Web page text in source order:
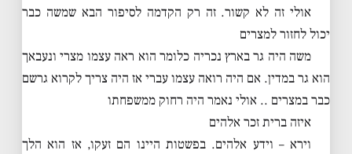
אולי זה לא קשור. זה רק הקדמה לסיפור הבא שמשה כבר
יכול לחזור למצרים
משה היה גר בארץ נכריה כלומר הוא ראה עצמו מצרי ונעבאך
הוא גר במדין. אם היה רואה עצמו עברי אז היה צריך לקרוא גרשם
כבר במצרים .. אולי נאמר היה רחוק ממשפחתו
איזה ברית זכר אלהים
וירא – וידע אלהים. בפשטות היינו הם זעקו, אז הוא הלך